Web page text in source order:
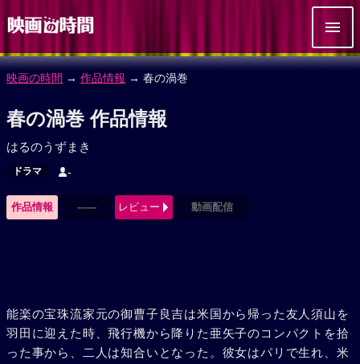
映画の時間 → 作品情報 → 春の渦巻
春の渦巻 作品情報
はるのうずまき
ドラマ -
作品情報 ------ レビュー 動画配信
能楽の宝珠流家元の御曹子良吉は米国から帰った友人須山を
羽田に迎えた時、飛行機から降りた亜矢子のコンパクトを拾
った事から、二人は知合いとなった。彼女はパリで生れ、米